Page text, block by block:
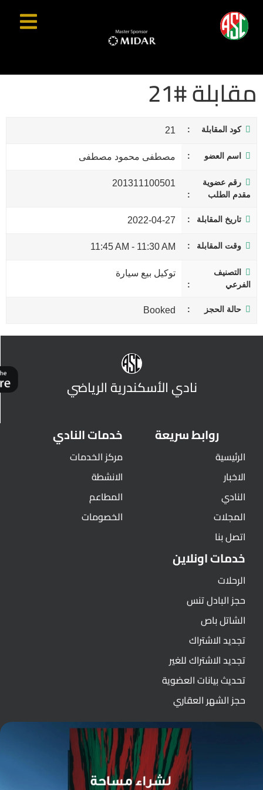
مقابلة #21
كود المقابلة 21
اسم العضو مصطفى محمود مصطفى
رقم عضوية
مقدم الطلب
201311100501
تاريخ المقابلة 2022-04-27
وقت المقابلة 11:30 AM
-
11:45 AM
التصنيف
الفرعي
توكيل بيع سيارة
حالة الحجز Booked
نادي الأسكندرية الرياضي
روابط سريعة
الرئيسية
الاخبار
النادي
المجلات
اتصل بنا
خدمات النادي
مركز الخدمات
الانشطة
المطاعم
الخصومات
خدمات اونلاين
الرحلات
حجز البادل تنس
الشاتل باص
تجديد الاشتراك
تجديد الاشتراك للغير
تحديث بيانات العضوية
حجز الشهر العقاري